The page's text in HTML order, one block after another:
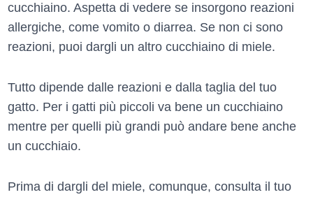
cucchiaino. Aspetta di vedere se insorgono reazioni
allergiche, come vomito o diarrea. Se non ci sono
reazioni, puoi dargli un altro cucchiaino di miele.
Tutto dipende dalle reazioni e dalla taglia del tuo
gatto. Per i gatti più piccoli va bene un cucchiaino
mentre per quelli più grandi può andare bene anche
un cucchiaio.
Prima di dargli del miele, comunque, consulta il tuo